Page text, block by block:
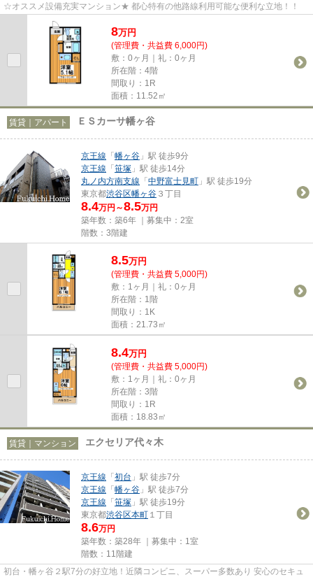
☆オススメ設備充実マンション★ 都心特有の他路線利用可能な便利な立地！！
8万円
(管理費・共益費 6,000円)
敷：0ヶ月｜礼：0ヶ月
所在階：4階
間取り：1R
面積：11.52㎡
賃貸｜アパート ＥＳカーサ幡ヶ谷
京王線 「幡ヶ谷 」駅 徒歩9分
京王線 「笹塚 」駅 徒歩14分
丸ノ内方南支線 「中野富士見町 」駅 徒歩19分
東京都渋谷区幡ヶ谷 ３丁目
8.4万円～8.5万円
築年数：築6年 ｜募集中： 2室
階数：3階建
8.5万円
(管理費・共益費 5,000円)
敷：1ヶ月｜礼：0ヶ月
所在階：1階
間取り：1K
面積：21.73㎡
8.4万円
(管理費・共益費 5,000円)
敷：1ヶ月｜礼：0ヶ月
所在階：3階
間取り：1R
面積：18.83㎡
賃貸｜マンション エクセリア代々木
京王線 「初台 」駅 徒歩7分
京王線 「幡ヶ谷 」駅 徒歩7分
京王線 「笹塚 」駅 徒歩19分
東京都渋谷区本町 １丁目
8.6万円
築年数：築28年 ｜募集中： 1室
階数：11階建
初台・幡ヶ谷２駅7分の好立地！近隣コンビニ、スーパー多数あり 安心のセキュ